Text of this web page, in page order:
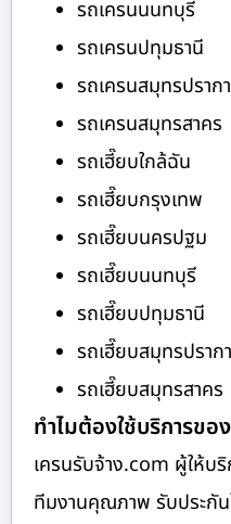
รถเครนนนทบุรี
รถเครนปทุมธานี
รถเครนสมุทรปราก
รถเครนสมุทรสาคร
รถเฮี๊ยบใกล้ฉัน
รถเฮี๊ยบกรุงเทพ
รถเฮี๊ยบนครปฐม
รถเฮี๊ยบนนทบุรี
รถเฮี๊ยบปทุมธานี
รถเฮี๊ยบสมุทรปราก
รถเฮี๊ยบสมุทรสาคร
ทำไมต้องใช้บริการขอ
เครนรับจ้าง.com ผู้ให้บ
ทีมงานคุณภาพ รับประกัน